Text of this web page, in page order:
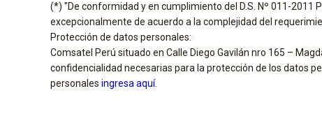
(*) "De conformidad y en cumplimiento del D.S. Nº 011-
excepcionalmente de acuerdo a la complejidad del
Protección de datos personales:
Comsatel Perú situado en Calle Diego Gavilán nro 165 –
confidencialidad necesarias para la protección de los datos
personales ingresa aquí.